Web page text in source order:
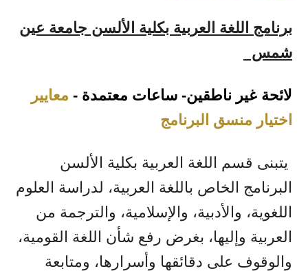
برنامج اللغة العربية بكلية الألسن جامعة عين
شمس
لائحة غير ناطقين- ساعات معتمدة - معايير
اختيار منسق البرنامج
يتبنى قسم اللغة العربية بكلية الألسن
البرنامج الخاص باللغة العربية، لدراسة العلوم
اللغوية، والأدبية، والإسلامية، والترجمة من
العربية وإليها، بغرض رفع شأن اللغة القومية،
والوقوف على دقائقها وأسرارها، ومتابعة